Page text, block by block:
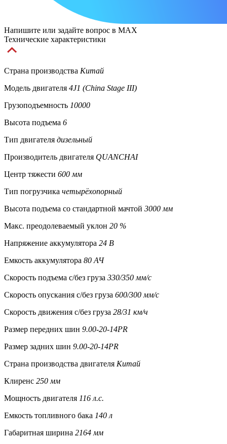
Напишите или задайте вопрос в MAX
Технические характеристики
Страна производства Китай
Модель двигателя 4J1 (China Stage III)
Грузоподъемность 10000
Высота подъема 6
Тип двигателя дизельный
Производитель двигателя QUANCHAI
Центр тяжести 600 мм
Тип погрузчика четырёхопорный
Высота подъема со стандартной мачтой 3000 мм
Макс. преодолеваемый уклон 20 %
Напряжение аккумулятора 24 В
Емкость аккумулятора 80 АЧ
Скорость подъема с/без груза 330/350 мм/с
Скорость опускания c/без груза 600/300 мм/с
Скорость движения c/без груза 28/31 км/ч
Размер передних шин 9.00-20-14PR
Размер задних шин 9.00-20-14PR
Страна производства двигателя Китай
Клиренс 250 мм
Мощность двигателя 116 л.с.
Емкость топливного бака 140 л
Габаритная ширина 2164 мм